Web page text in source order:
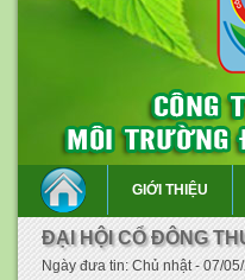
GIỚI THIỆU
ĐẠI HỘI CỔ ĐÔNG
Ngày đưa tin: Chủ nhật - 07/